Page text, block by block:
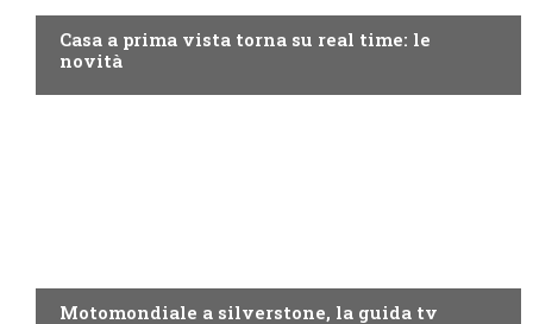
Casa a prima vista torna su real time: le
novità
Motomondiale a silverstone, la guida tv